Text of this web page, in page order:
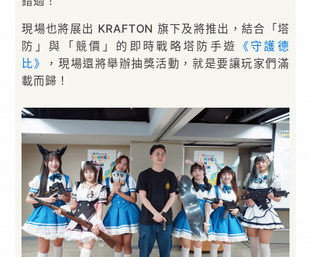
現場也將展出 KRAFTON 旗下及將推出，結合「塔
防」與「競價」的即時戰略塔防手遊 《守護德
比》
，現場還將舉辦抽獎活動，就是要讓玩家們滿
載而歸！